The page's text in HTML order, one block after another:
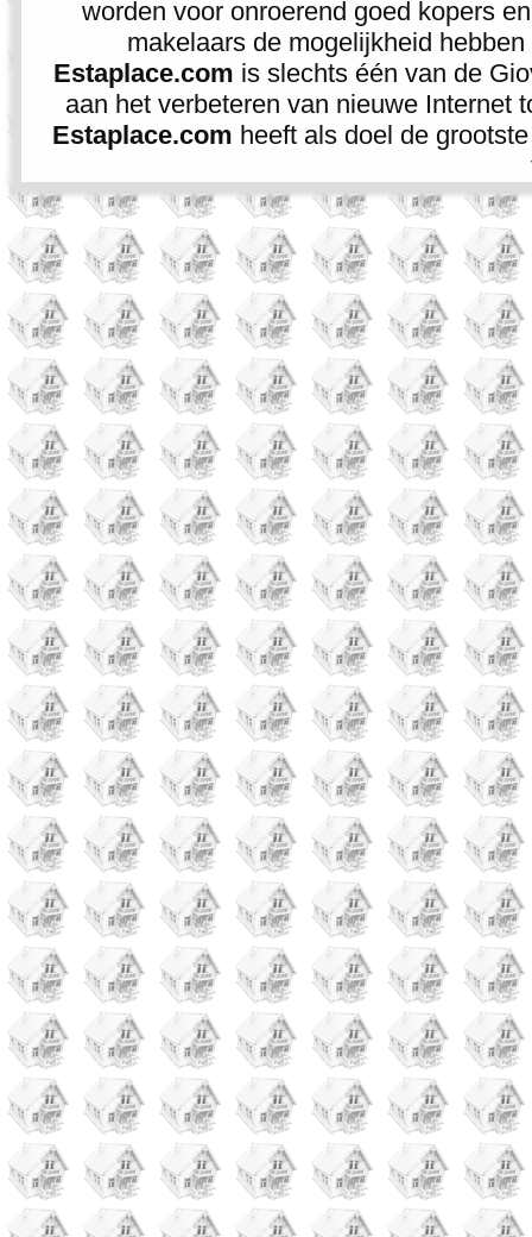
worden voor onroerend goed kopers
makelaars de mogelijkheid
Estaplace.com is slechts één van de
aan het verbeteren van nieuwe Internet
Estaplace.com heeft als doel de